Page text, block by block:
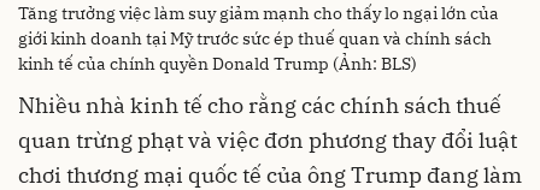
Tăng trưởng việc làm suy giảm mạnh cho thấy lo ngại lớn của
giới kinh doanh tại Mỹ trước sức ép thuế quan và chính sách
kinh tế của chính quyền Donald Trump (Ảnh: BLS)
Nhiều nhà kinh tế cho rằng các chính sách thuế
quan trừng phạt và việc đơn phương thay đổi luật
chơi thương mại quốc tế của ông Trump đang làm